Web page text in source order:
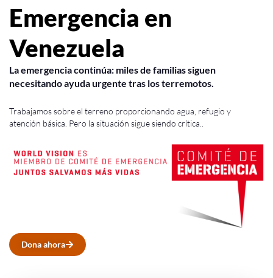
Emergencia en
Venezuela
La emergencia continúa: miles de familias siguen
necesitando ayuda urgente tras los terremotos.
Trabajamos sobre el terreno proporcionando agua, refugio y
atención básica. Pero la situación sigue siendo crítica..
Dona ahora